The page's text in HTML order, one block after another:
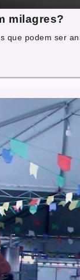
milagres?
que podem ser